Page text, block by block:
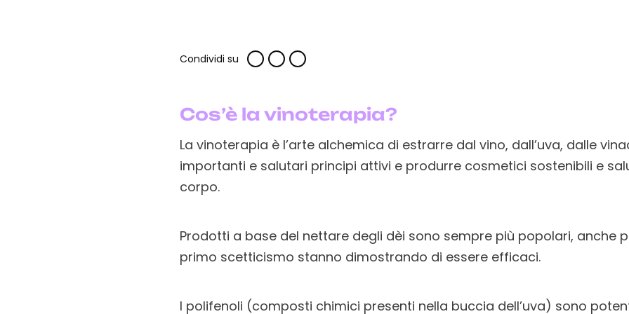
Condividi su
Cos’è la vinoterapia?
La vinoterapia è l’arte alchemica di estrarre dal vino, dall’uva, dalle
importanti e salutari principi attivi e produrre cosmetici sostenibili e
corpo.
Prodotti a base del nettare degli dèi sono sempre più popolari, anche
primo scetticismo stanno dimostrando di essere efficaci.
I polifenoli (composti chimici presenti nella buccia dell’uva) sono